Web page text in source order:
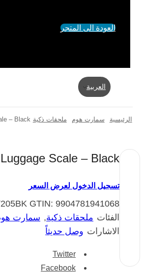
العودة الى المتجر
العربية
الرئيسية سمارت هوم ملحقات ذكية – Black
Scale – Black
تسجيل الدخول لعرض السعر
GTIN: 9904781941068
الفئات ملحقات ذكية, سمارت
الاشارات وصل حديثاً
Twitter
Facebook